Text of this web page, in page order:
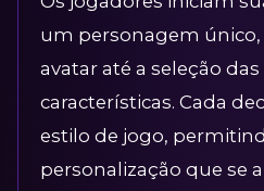
um personagem único,
avatar até a seleção
características. Cada
estilo de jogo,
personalização que se